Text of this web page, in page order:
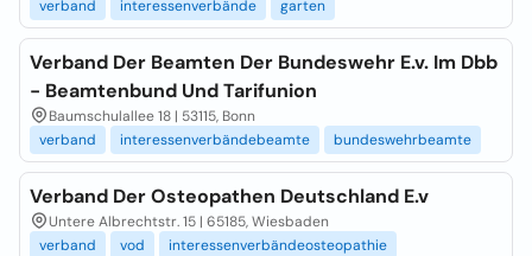
verband
interessenverbände garten
Verband Der Beamten Der Bundeswehr E.v. Im Dbb
- Beamtenbund Und Tarifunion
Baumschulallee 18 | 53115, Bonn
verband
interessenverbändebeamte bundeswehrbeamte
Verband Der Osteopathen Deutschland E.v
Untere Albrechtstr. 15 | 65185, Wiesbaden
verband
vod interessenverbändeosteopathie